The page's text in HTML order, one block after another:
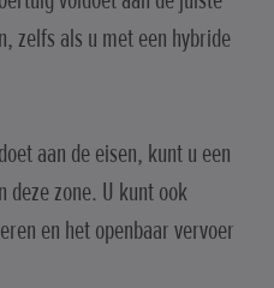
zelfs als u met een hybride
aan de eisen, kunt u een
deze zone. U kunt ook
en het openbaar vervoer